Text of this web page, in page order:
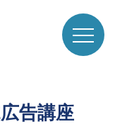
告講座